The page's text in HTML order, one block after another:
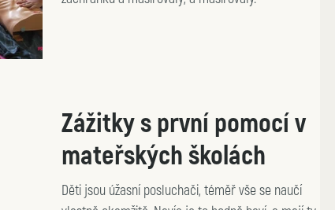
Zážitky s první pomocí v
mateřských školách
Děti jsou úžasní posluchači, téměř vše se naučí